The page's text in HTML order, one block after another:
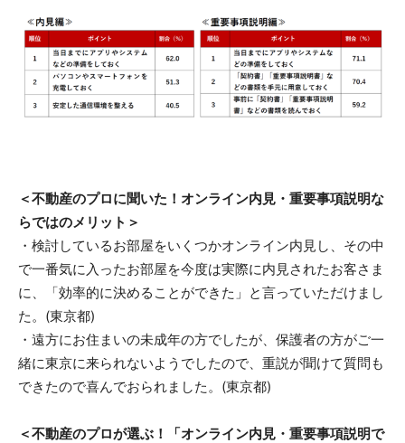
＜不動産のプロに聞いた！オンライン内見・重要事項説明な
らではのメリット＞
・検討しているお部屋をいくつかオンライン内見し、その中
で一番気に入ったお部屋を今度は実際に内見されたお客さま
に、「効率的に決めることができた」と言っていただけまし
た。(東京都)
・遠方にお住まいの未成年の方でしたが、保護者の方がご一
緒に東京に来られないようでしたので、重説が聞けて質問も
できたので喜んでおられました。(東京都)
＜不動産のプロが選ぶ！「オンライン内見・重要事項説明で